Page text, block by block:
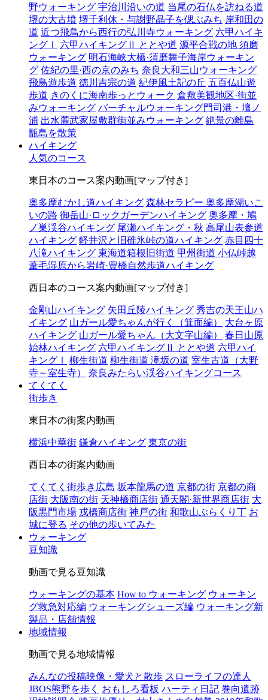
野ウォーキング 宇治川沿いの道 当尾の石仏を訪ねる道
堺の大古墳 堺千利休・与謝野晶子を偲ぶみち 岸和田の
道 近つ飛鳥から西行の弘川寺ウォーキング 六甲ハイキ
ングⅠ
六甲ハイキングⅡ ととや道 源平合戦の地 須磨
ウォーキング 明石海峡大橋·須磨舞子海岸ウォーキン
グ 佐紀の里·西の京のみち 奈良大和三山ウォーキング
飛鳥遊歩道 徳川吉宗の道 紀伊風土記の丘 五百仏山遊
歩道 きのくに海南歩っとウォーク 倉敷美観地区·街並
みウォーキング バーチャルウォーキング門司港・壇ノ
浦 出水麓武家屋敷群街並みウォーキング 絶景の離島
甑島を散策
ハイキング
人気のコース
東日本のコース案内動画[マップ付き]
奥多摩むかし道ハイキング 森林セラピー 奥多摩湖いこ
いの路 御岳山·ロックガーデンハイキング 奥多摩・鳩
ノ巣渓谷ハイキング 尾瀬ハイキング・秋 高尾山表参道
ハイキング 軽井沢と旧碓氷峠の道ハイキング 赤目四十
八滝ハイキング 東海道箱根旧街道 甲州街道 小仏峠越
葦毛湿原から岩崎·豊橋自然歩道ハイキング
西日本のコース案内動画[マップ付き]
金剛山ハイキング 矢田丘陵ハイキング 秀吉の天王山ハ
イキング 山ガール愛ちゃんが行く（箕面編）
大台ヶ原
ハイキング 山ガール愛ちゃん（大文字山編）
春日山原
始林ハイキング 六甲ハイキングⅡ ととや道 六甲ハイ
キングⅠ
柳生街道 柳生街道 滝坂の道 室生古道（大野
寺～室生寺）
奈良みたらい渓谷ハイキングコース
てくてく
街歩き
東日本の街案内動画
横浜中華街 鎌倉ハイキング 東京の街
西日本の街案内動画
てくてく街歩き広島 坂本龍馬の道 京都の街 京都の商
店街 大阪南の街 天神橋商店街 通天閣·新世界商店街 大
阪黒門市場 戎橋商店街 神戸の街 和歌山ぶらくり丁 お
城に登る その他の歩いてみた
ウォーキング
豆知識
動画で見る豆知識
ウォーキングの基本 How to ウォーキング ウォーキン
グ救急対応編 ウォーキングシューズ編 ウォーキング新
製品・店舗情報
地域情報
動画で見る地域情報
みんなの投稿映像・愛犬と散歩 スローライフの達人
JBOS熊野を歩く
おもしろ看板 ハーティ日記 巻向遺跡